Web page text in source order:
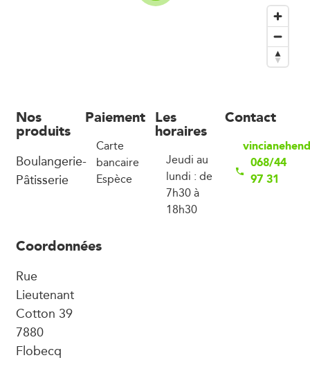
Nos
produits
Boulangerie-
Pâtisserie
Paiement
Carte
bancaire
Espèce
Les
horaires
Jeudi au
lundi : de
7h30 à
18h30
Contact
068/44
97 31
Coordonnées
Rue
Lieutenant
Cotton 39
7880
Flobecq